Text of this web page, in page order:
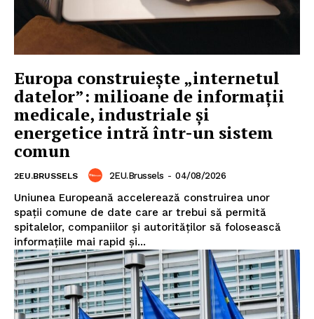
Europa construiește „internetul
datelor”: milioane de informații
medicale, industriale și
energetice intră într-un sistem
comun
2EU.BRUSSELS 2EU.Brussels - 04/08/2026
Uniunea Europeană accelerează construirea unor
spații comune de date care ar trebui să permită
spitalelor, companiilor și autorităților să folosească
informațiile mai rapid și...